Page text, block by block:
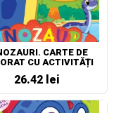
CARTE DE
CU ACTIVITĂȚI
26.42 lei